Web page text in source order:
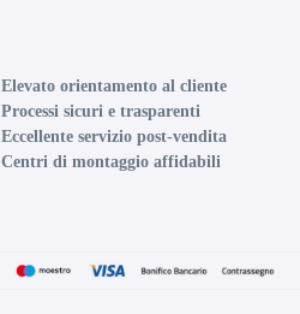
Elevato orientamento al cliente
Processi sicuri e trasparenti
Eccellente servizio post-vendita
Centri di montaggio affidabili